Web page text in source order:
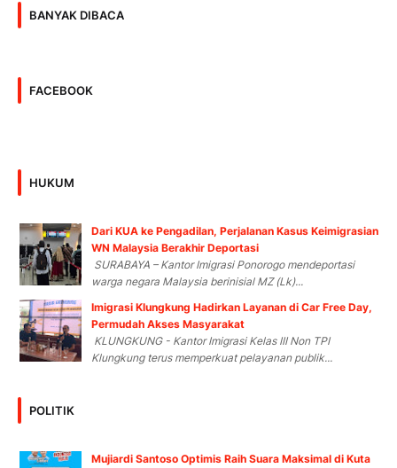
BANYAK DIBACA
FACEBOOK
HUKUM
Dari KUA ke Pengadilan, Perjalanan Kasus Keimigrasian
WN Malaysia Berakhir Deportasi
SURABAYA – Kantor Imigrasi Ponorogo mendeportasi
warga negara Malaysia berinisial MZ (Lk)...
Imigrasi Klungkung Hadirkan Layanan di Car Free Day,
Permudah Akses Masyarakat
KLUNGKUNG - Kantor Imigrasi Kelas III Non TPI
Klungkung terus memperkuat pelayanan publik...
POLITIK
Mujiardi Santoso Optimis Raih Suara Maksimal di Kuta